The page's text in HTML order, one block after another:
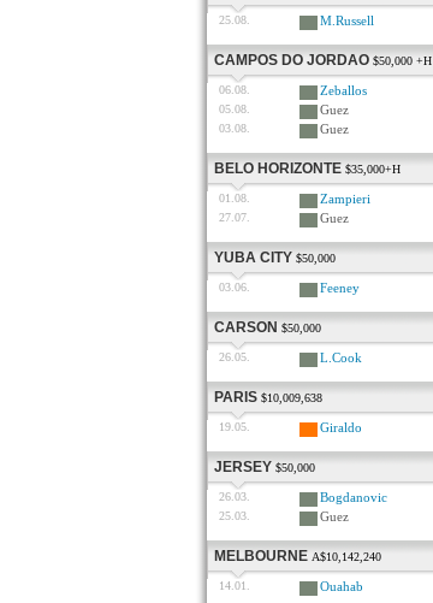
25.08. M.Russell
CAMPOS DO JORDAO $50,000 +H
06.08. Zeballos
05.08. Guez
03.08. Guez
BELO HORIZONTE $35,000+H
01.08. Zampieri
27.07. Guez
YUBA CITY $50,000
03.06. Feeney
CARSON $50,000
26.05. L.Cook
PARIS $10,009,638
19.05. Giraldo
JERSEY $50,000
26.03. Bogdanovic
25.03. Guez
MELBOURNE A$10,142,240
14.01. Ouahab